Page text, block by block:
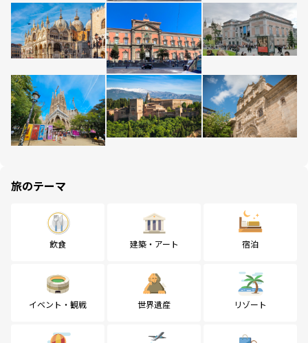
旅のテーマ
飲食 建築・アート 宿泊
イベント・観戦 世界遺産 リゾート